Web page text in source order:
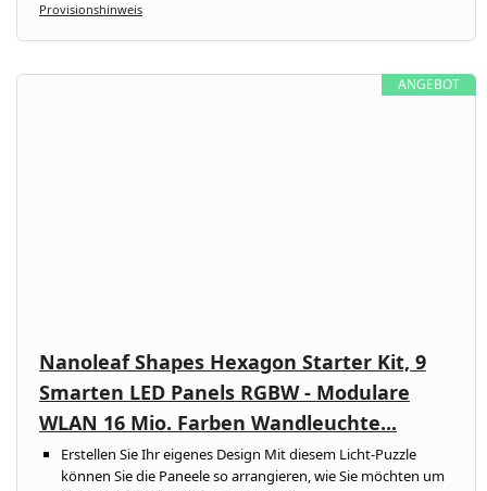
Provisionshinweis
ANGEBOT
Nanoleaf Shapes Hexagon Starter Kit, 9
Smarten LED Panels RGBW - Modulare
WLAN 16 Mio. Farben Wandleuchte...
Erstellen Sie Ihr eigenes Design Mit diesem Licht-Puzzle
können Sie die Paneele so arrangieren, wie Sie möchten um